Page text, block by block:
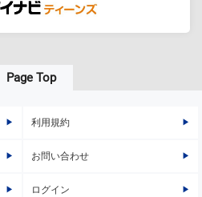
Page Top
利用規約
お問い合わせ
ログイン